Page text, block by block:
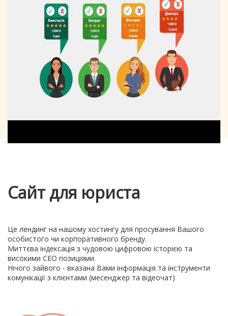
Сайт для юриста
Це лендинг на нашому хостингу для просування Вашого
особистого чи корпоративного бренду.
Миттєва індексація з чудовою цифровою історією та
високими СЕО позиціями.
Нічого зайвого - вказана Вами інформація та інструменти
комунікації з клієнтами (месенджер та відеочат)